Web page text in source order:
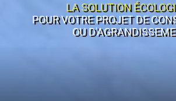
LA SOLUTION
POUR VOTRE PROJET DE
OU